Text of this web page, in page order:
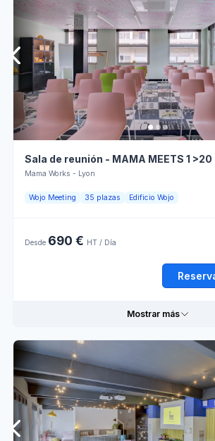
Sala de reunión - MAMA MEETS 1 >20
Mama Works - Lyon
Wojo Meeting 35 plazas Edificio Wojo
Desde 690 € HT / Día
Mostrar más
Informaciones prácticas
Lumière
naturelle